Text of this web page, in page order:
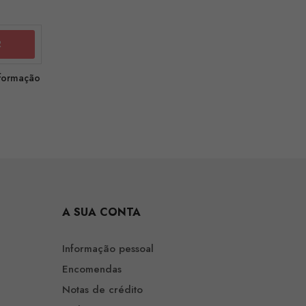
A SUA CONTA
Informação pessoal
Encomendas
Notas de crédito